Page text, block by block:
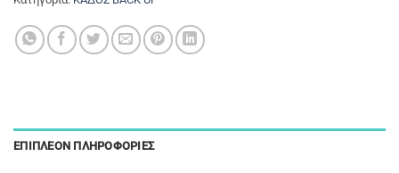
ΕΠΙΠΛΈΟΝ ΠΛΗΡΟΦΟΡΊΕΣ